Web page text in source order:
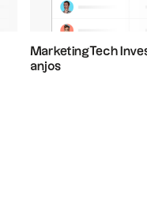
MarketingTech
anjos